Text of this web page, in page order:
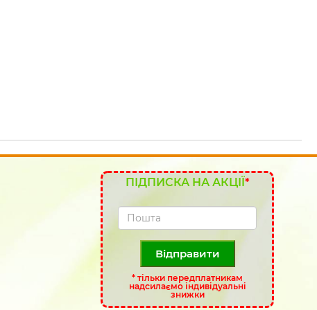
ПІДПИСКА НА АКЦІЇ*
Відправити
* тільки передплатникам
надсилаємо індивідуальні
знижки